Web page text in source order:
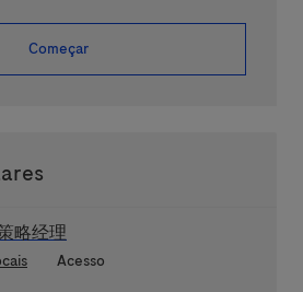
Começar
略经理
Categoria
Acesso